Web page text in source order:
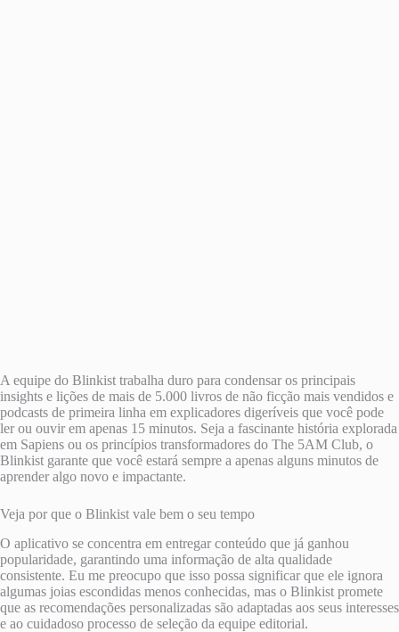
A equipe do Blinkist trabalha duro para condensar os principais
insights e lições de mais de 5.000 livros de não ficção mais vendidos e
podcasts de primeira linha em explicadores digeríveis que você pode
ler ou ouvir em apenas 15 minutos. Seja a fascinante história explorada
em Sapiens ou os princípios transformadores do The 5AM Club, o
Blinkist garante que você estará sempre a apenas alguns minutos de
aprender algo novo e impactante.
Veja por que o Blinkist vale bem o seu tempo
O aplicativo se concentra em entregar conteúdo que já ganhou
popularidade, garantindo uma informação de alta qualidade
consistente. Eu me preocupo que isso possa significar que ele ignora
algumas joias escondidas menos conhecidas, mas o Blinkist promete
que as recomendações personalizadas são adaptadas aos seus interesses
e ao cuidadoso processo de seleção da equipe editorial.